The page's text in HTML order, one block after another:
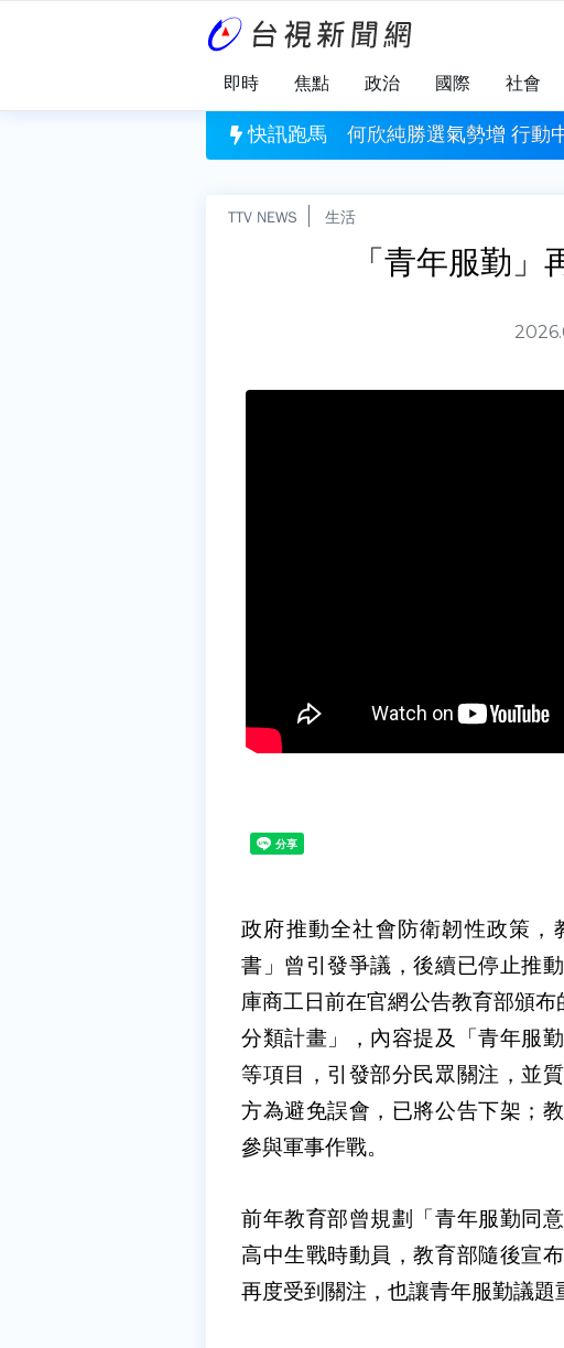
即時 焦點 政治 國際 社會
快訊跑馬 嚴防中奪島！ 蘭嶼近
TTV NEWS 生活
「青年服勤
政府推動全社會防衛韌性政策
書」曾引發爭議，後續已停止推
庫商工日前在官網公告教育部頒
分類計畫」，內容提及「青年服
等項目，引發部分民眾關注，並
方為避免誤會，已將公告下架；
參與軍事作戰。
前年教育部曾規劃「青年服勤同
高中生戰時動員，教育部隨後宣
再度受到關注，也讓青年服勤議題